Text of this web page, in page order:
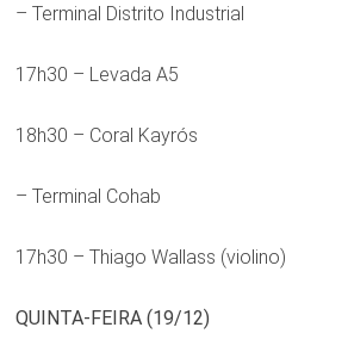
– Terminal Distrito Industrial
17h30 – Levada A5
18h30 – Coral Kayrós
– Terminal Cohab
17h30 – Thiago Wallass (violino)
QUINTA-FEIRA (19/12)